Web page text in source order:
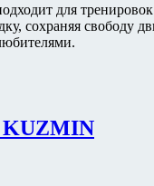
для
сохраняя свободу
KUZMIN